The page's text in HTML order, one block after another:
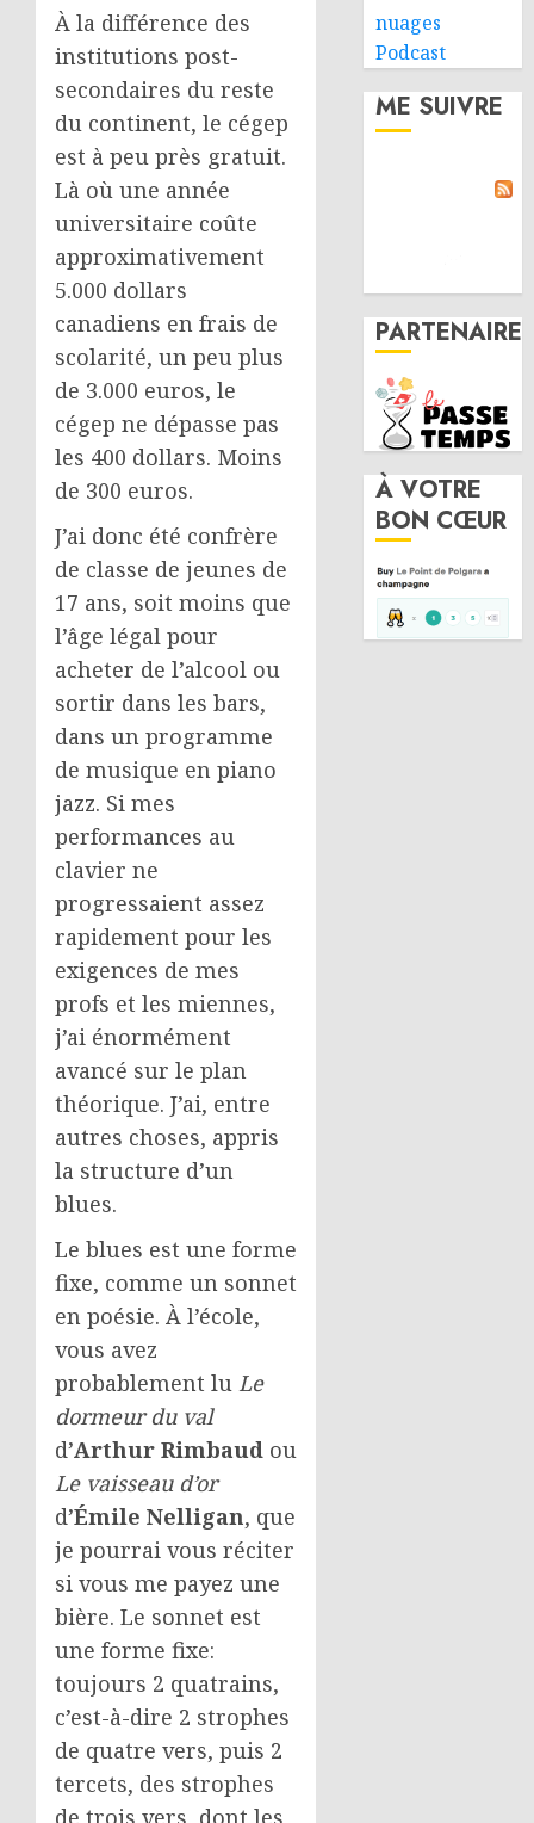
À la différence des
institutions post-
secondaires du reste
du continent, le cégep
est à peu près gratuit.
Là où une année
universitaire coûte
approximativement
5.000 dollars
canadiens en frais de
scolarité, un peu plus
de 3.000 euros, le
cégep ne dépasse pas
les 400 dollars. Moins
de 300 euros.
J’ai donc été confrère
de classe de jeunes de
17 ans, soit moins que
l’âge légal pour
acheter de l’alcool ou
sortir dans les bars,
dans un programme
de musique en piano
jazz. Si mes
performances au
clavier ne
progressaient assez
rapidement pour les
exigences de mes
profs et les miennes,
j’ai énormément
avancé sur le plan
théorique. J’ai, entre
autres choses, appris
la structure d’un
blues.
Le blues est une forme
fixe, comme un sonnet
en poésie. À l’école,
vous avez
probablement lu Le
dormeur du val
d’Arthur Rimbaud ou
Le vaisseau d’or
d’Émile Nelligan, que
je pourrai vous réciter
si vous me payez une
bière. Le sonnet est
une forme fixe:
toujours 2 quatrains,
c’est-à-dire 2 strophes
de quatre vers, puis 2
tercets, des strophes
de trois vers, dont les
nuages
Podcast
ME SUIVRE
PARTENAIRE
À VOTRE
BON CŒUR